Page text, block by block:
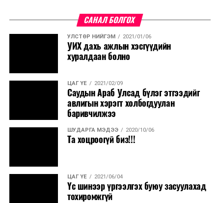
САНАЛ БОЛГОХ
УЛСТӨР НИЙГЭМ 2021/01/06
УИХ дахь ажлын хэсгүүдийн
хуралдаан болно
ЦАГ ҮЕ 2021/02/09
Саудын Араб Улсад бүлэг этгээдийг
авлигын хэрэгт холбогдуулан
баривчилжээ
ШУДАРГА МЭДЭЭ 2020/10/06
Та хоцроогүй биз!!!
ЦАГ ҮЕ 2021/06/04
Үс шинээр үргээлгэх буюу засуулахад
тохиромжгүй